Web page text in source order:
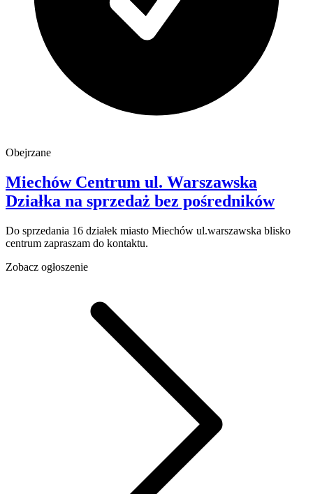
Obejrzane
Miechów Centrum ul. Warszawska
Działka na sprzedaż bez pośredników
Do sprzedania 16 działek miasto Miechów ul.warszawska blisko
centrum zapraszam do kontaktu.
Zobacz ogłoszenie